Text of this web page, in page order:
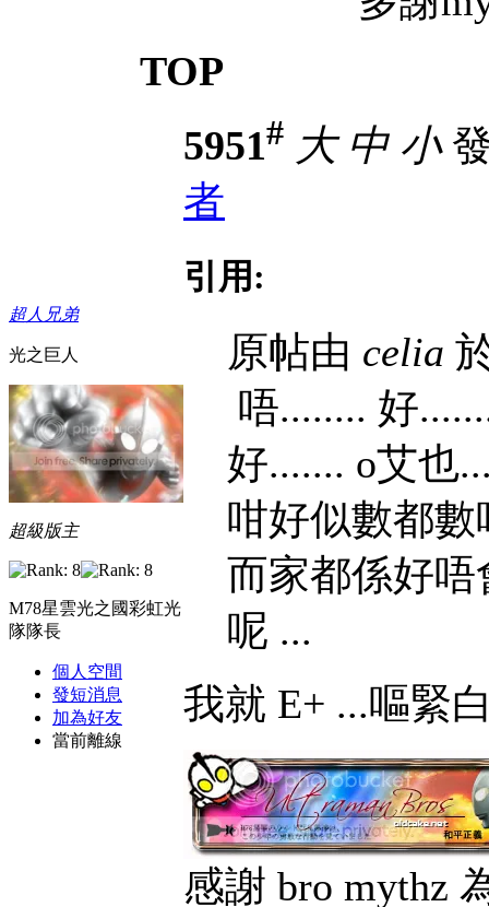
TOP
超人兄弟
光之巨人
超級版主
M78星雲光之國彩虹光
隊隊長
個人空間
發短消息
加為好友
當前離線
5951# 大 中 小
者
引用:
原帖由 celia
唔........ 好
好....... o艾也
咁好似數都
而家都係好
呢 ...
我就 E+ ...嘔緊
感謝 bro mythz